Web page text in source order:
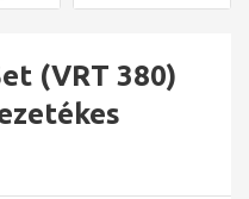
(VRT 380)